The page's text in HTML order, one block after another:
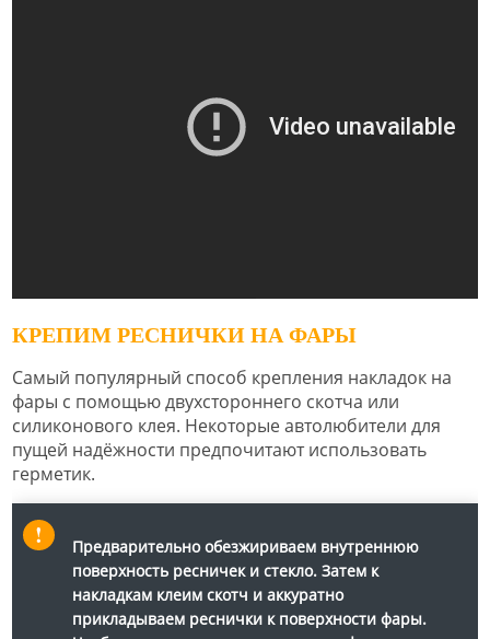
КРЕПИМ РЕСНИЧКИ НА ФАРЫ
Самый популярный способ крепления накладок на
фары с помощью двухстороннего скотча или
силиконового клея. Некоторые автолюбители для
пущей надёжности предпочитают использовать
герметик.
Предварительно обезжириваем внутреннюю
поверхность ресничек и стекло. Затем к
накладкам клеим скотч и аккуратно
прикладываем реснички к поверхности фары.